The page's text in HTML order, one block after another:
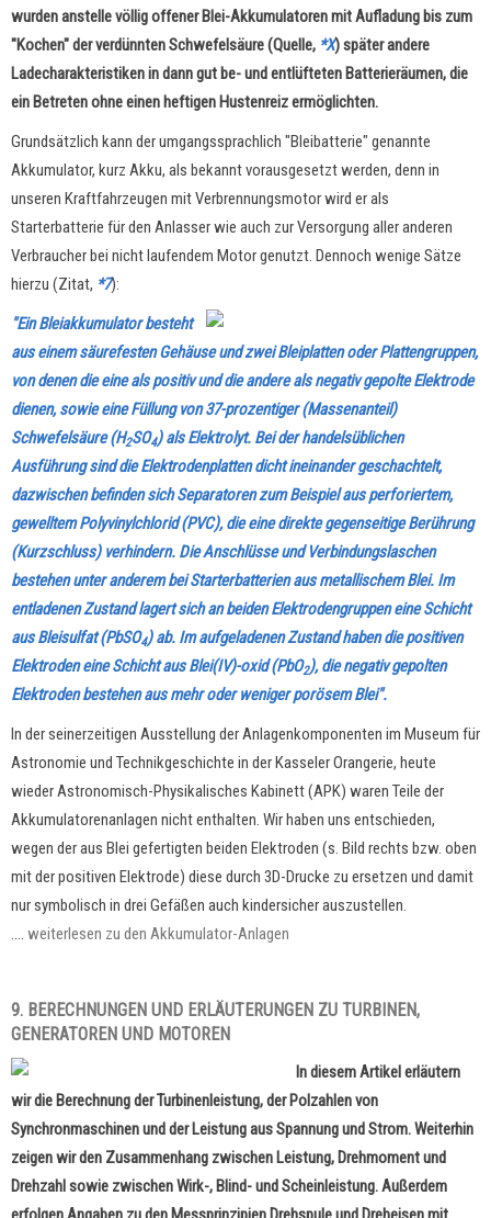
wurden anstelle völlig offener Blei-Akkumulatoren mit Aufladung bis zum
"Kochen" der verdünnten Schwefelsäure (Quelle, *X) später andere
Ladecharakteristiken in dann gut be- und entlüfteten Batterieräumen, die
ein Betreten ohne einen heftigen Hustenreiz ermöglichten.
Grundsätzlich kann der umgangssprachlich "Bleibatterie" genannte
Akkumulator, kurz Akku, als bekannt vorausgesetzt werden, denn in
unseren Kraftfahrzeugen mit Verbrennungsmotor wird er als
Starterbatterie für den Anlasser wie auch zur Versorgung aller anderen
Verbraucher bei nicht laufendem Motor genutzt. Dennoch wenige Sätze
hierzu (Zitat, *7):
"Ein Bleiakkumulator besteht
aus einem säurefesten Gehäuse und zwei Bleiplatten oder Plattengruppen,
von denen die eine als positiv und die andere als negativ gepolte Elektrode
dienen, sowie eine Füllung von 37-prozentiger (Massenanteil)
Schwefelsäure (H2SO4) als Elektrolyt. Bei der handelsüblichen
Ausführung sind die Elektrodenplatten dicht ineinander geschachtelt,
dazwischen befinden sich Separatoren zum Beispiel aus perforiertem,
gewelltem Polyvinylchlorid (PVC), die eine direkte gegenseitige Berührung
(Kurzschluss) verhindern. Die Anschlüsse und Verbindungslaschen
bestehen unter anderem bei Starterbatterien aus metallischem Blei. Im
entladenen Zustand lagert sich an beiden Elektrodengruppen eine Schicht
aus Bleisulfat (PbSO4) ab. Im aufgeladenen Zustand haben die positiven
Elektroden eine Schicht aus Blei(IV)-oxid (PbO2), die negativ gepolten
Elektroden bestehen aus mehr oder weniger porösem Blei".
In der seinerzeitigen Ausstellung der Anlagenkomponenten im Museum für
Astronomie und Technikgeschichte in der Kasseler Orangerie, heute
wieder Astronomisch-Physikalisches Kabinett (APK) waren Teile der
Akkumulatorenanlagen nicht enthalten. Wir haben uns entschieden,
wegen der aus Blei gefertigten beiden Elektroden (s. Bild rechts bzw. oben
mit der positiven Elektrode) diese durch 3D-Drucke zu ersetzen und damit
nur symbolisch in drei Gefäßen auch kindersicher auszustellen.
.... weiterlesen zu den Akkumulator-Anlagen
9. BERECHNUNGEN UND ERLÄUTERUNGEN ZU TURBINEN,
GENERATOREN UND MOTOREN
In diesem Artikel erläutern
wir die Berechnung der Turbinenleistung, der Polzahlen von
Synchronmaschinen und der Leistung aus Spannung und Strom. Weiterhin
zeigen wir den Zusammenhang zwischen Leistung, Drehmoment und
Drehzahl sowie zwischen Wirk-, Blind- und Scheinleistung. Außerdem